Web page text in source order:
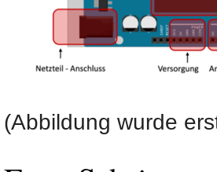
(Abbildung wurde